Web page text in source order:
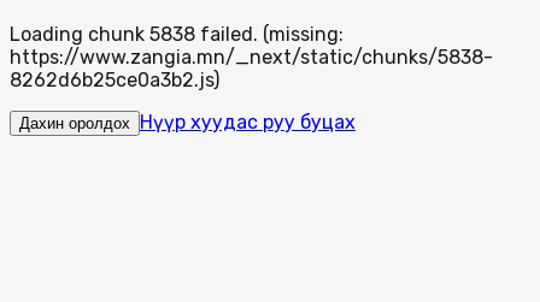
Loading chunk 5838 failed. (missing:
https://www.zangia.mn/_next/static/chunks/5838-
8262d6b25ce0a3b2.js)
Дахин оролдох Нүүр хуудас руу буцах